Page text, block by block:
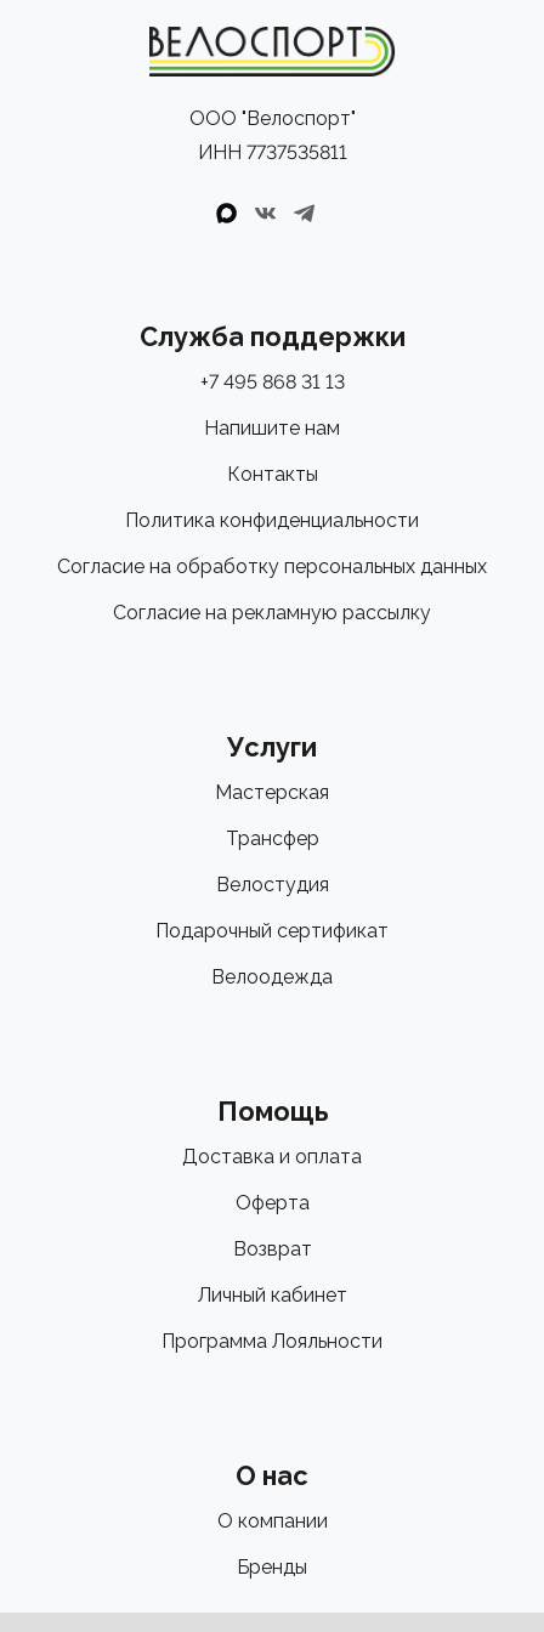
ООО "Велоспорт"
ИНН 7737535811
Служба поддержки
+7 495 868 31 13
Напишите нам
Контакты
Политика конфиденциальности
Согласие на обработку персональных данных
Согласие на рекламную рассылку
Услуги
Мастерская
Трансфер
Велостудия
Подарочный сертификат
Велоодежда
Помощь
Доставка и оплата
Оферта
Возврат
Личный кабинет
Программа Лояльности
О нас
О компании
Бренды